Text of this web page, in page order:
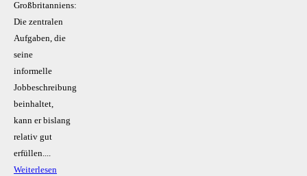
Großbritanniens:
Die zentralen
Aufgaben, die
seine
informelle
Jobbeschreibung
beinhaltet,
kann er bislang
relativ gut
erfüllen....
Weiterlesen